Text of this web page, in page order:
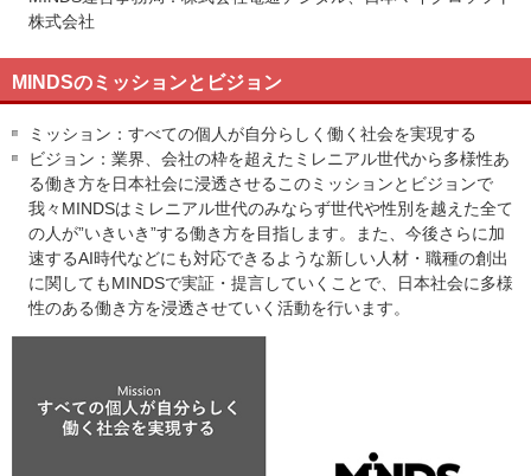
株式会社
MINDSのミッションとビジョン
ミッション：すべての個人が自分らしく働く社会を実現する
ビジョン：業界、会社の枠を超えたミレニアル世代から多様性あ
る働き方を日本社会に浸透させるこのミッションとビジョンで
我々MINDSはミレニアル世代のみならず世代や性別を越えた全て
の人が”いきいき”する働き方を目指します。また、今後さらに加
速するAI時代などにも対応できるような新しい人材・職種の創出
に関してもMINDSで実証・提言していくことで、日本社会に多様
性のある働き方を浸透させていく活動を行います。